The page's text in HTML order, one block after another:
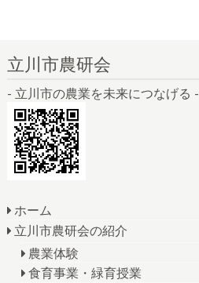
立川市農研会
- 立川市の農業を未来につなげる -
ホーム
立川市農研会の紹介
農業体験
食育事業・緑育授業